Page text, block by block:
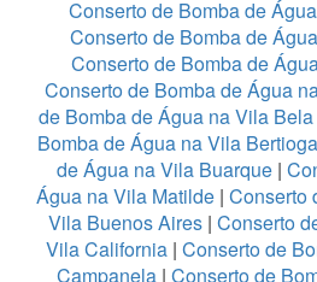
Conserto de Bomba de
Conserto de Bomba de
Conserto de Bomba de
Conserto de Bomba de Água
de Bomba de Água na Vila
Bomba de Água na Vila Bertioga
de Água na Vila Buarque|
Água na Vila Matilde | Conserto
Vila Buenos Aires | Conserto
Vila California| Conserto de
Campanela| Conserto de